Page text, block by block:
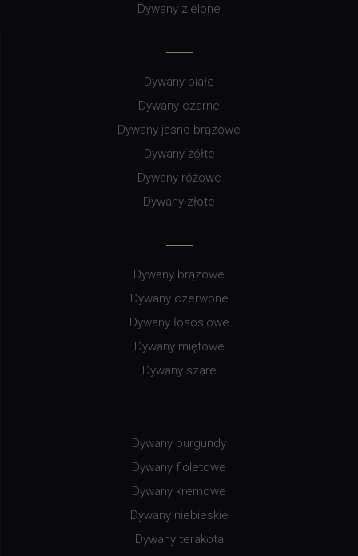
Dywany zielone
Dywany białe
Dywany czarne
Dywany jasno-brązowe
Dywany żółte
Dywany różowe
Dywany złote
Dywany brązowe
Dywany czerwone
Dywany łososiowe
Dywany miętowe
Dywany szare
Dywany burgundy
Dywany fioletowe
Dywany kremowe
Dywany niebieskie
Dywany terakota